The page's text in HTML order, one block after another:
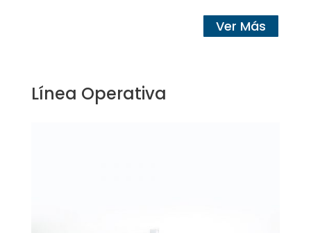
Ver Más
Línea Operativa